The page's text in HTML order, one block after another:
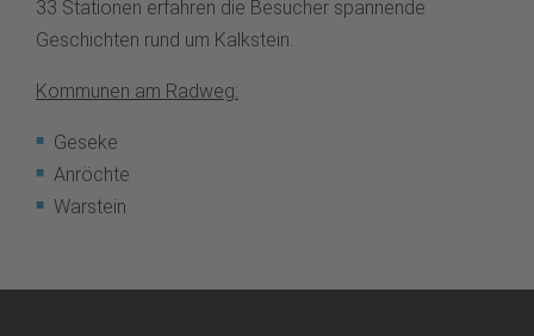
33 Stationen erfahren die Besucher spannende
Geschichten rund um Kalkstein.
Kommunen am Radweg:
Geseke
Anröchte
Warstein